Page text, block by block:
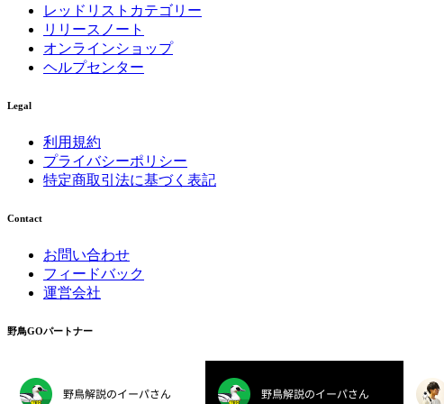
レッドリストカテゴリー
リリースノート
オンラインショップ
ヘルプセンター
Legal
利用規約
プライバシーポリシー
特定商取引法に基づく表記
Contact
お問い合わせ
フィードバック
運営会社
野鳥GOパートナー